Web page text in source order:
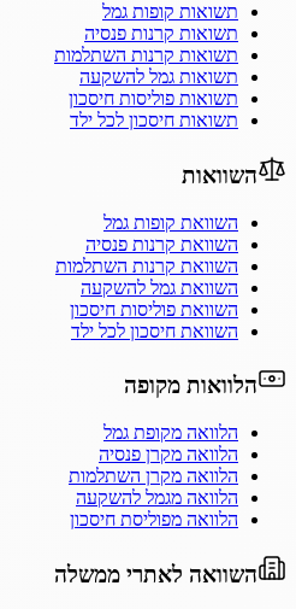
תשואות קופות גמל
תשואות קרנות פנסיה
תשואות קרנות השתלמות
תשואות גמל להשקעה
תשואות פוליסות חיסכון
תשואות חיסכון לכל ילד
השוואות
השוואת קופות גמל
השוואת קרנות פנסיה
השוואת קרנות השתלמות
השוואת גמל להשקעה
השוואת פוליסות חיסכון
השוואת חיסכון לכל ילד
הלוואות מקופה
הלוואה מקופת גמל
הלוואה מקרן פנסיה
הלוואה מקרן השתלמות
הלוואה מגמל להשקעה
הלוואה מפוליסת חיסכון
השוואה לאתרי ממשלה